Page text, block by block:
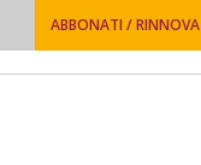
ABBONATI / RINNOVA